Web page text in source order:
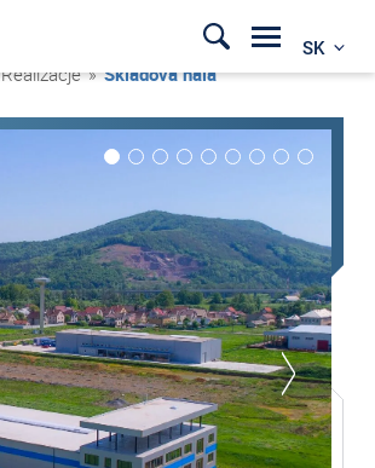
SK
Realizacje »Skladová hala